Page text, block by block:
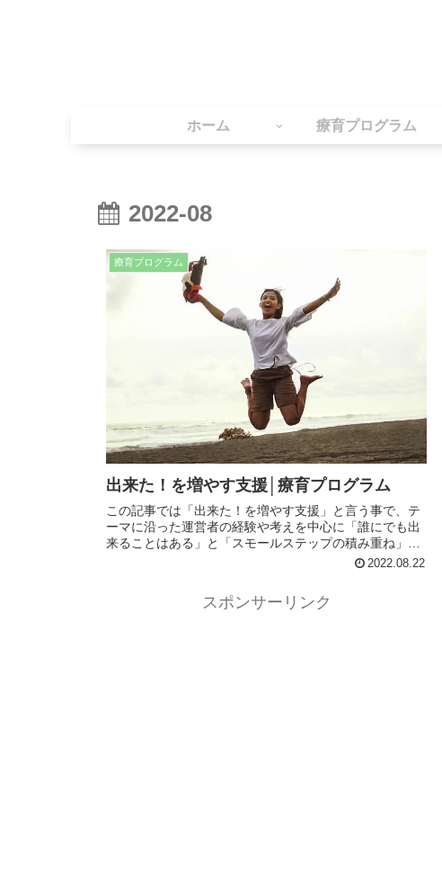
ホーム 療育プログラム
2022-08
療育プログラム
出来た！を増やす支援│療育プログラム
この記事では「出来た！を増やす支援」と言う事で、テ
ーマに沿った運営者の経験や考えを中心に「誰にでも出
来ることはある」と「スモールステップの積み重ね」と
いう項目に分けて記事にまとめています。日常生活や療
2022.08.22
スポンサーリンク